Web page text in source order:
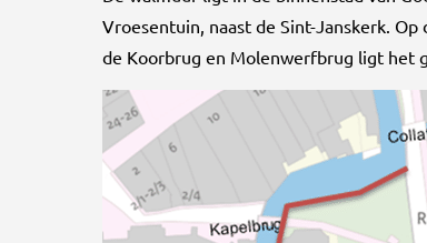
Vroesentuin, naast de Sint-Janskerk.
de Koorbrug en Molenwerfbrug ligt het